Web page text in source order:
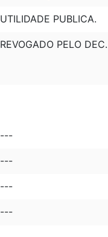
UTILIDADE PUBLICA.
REVOGADO PELO
---
---
---
---